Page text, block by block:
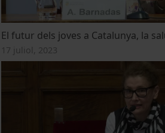
El futur dels joves a Catalunya, la
17 juliol, 2023